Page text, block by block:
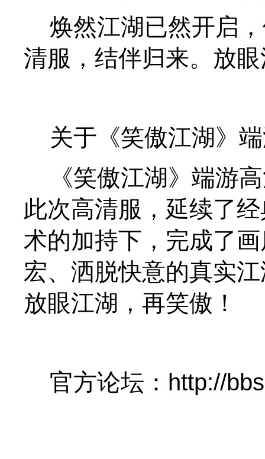
焕然江湖已然开启，
清服，结伴归来。放
关于《笑傲江湖》
《笑傲江湖》端游高
此次高清服，延续了
术的加持下，完成了
宏、洒脱快意的真实
放眼江湖，再笑傲！
官方论坛：http://